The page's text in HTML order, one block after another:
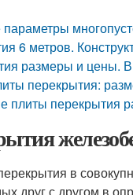
6 метров.
размеры и цены.
перекрытия:
плиты перекрытия
в